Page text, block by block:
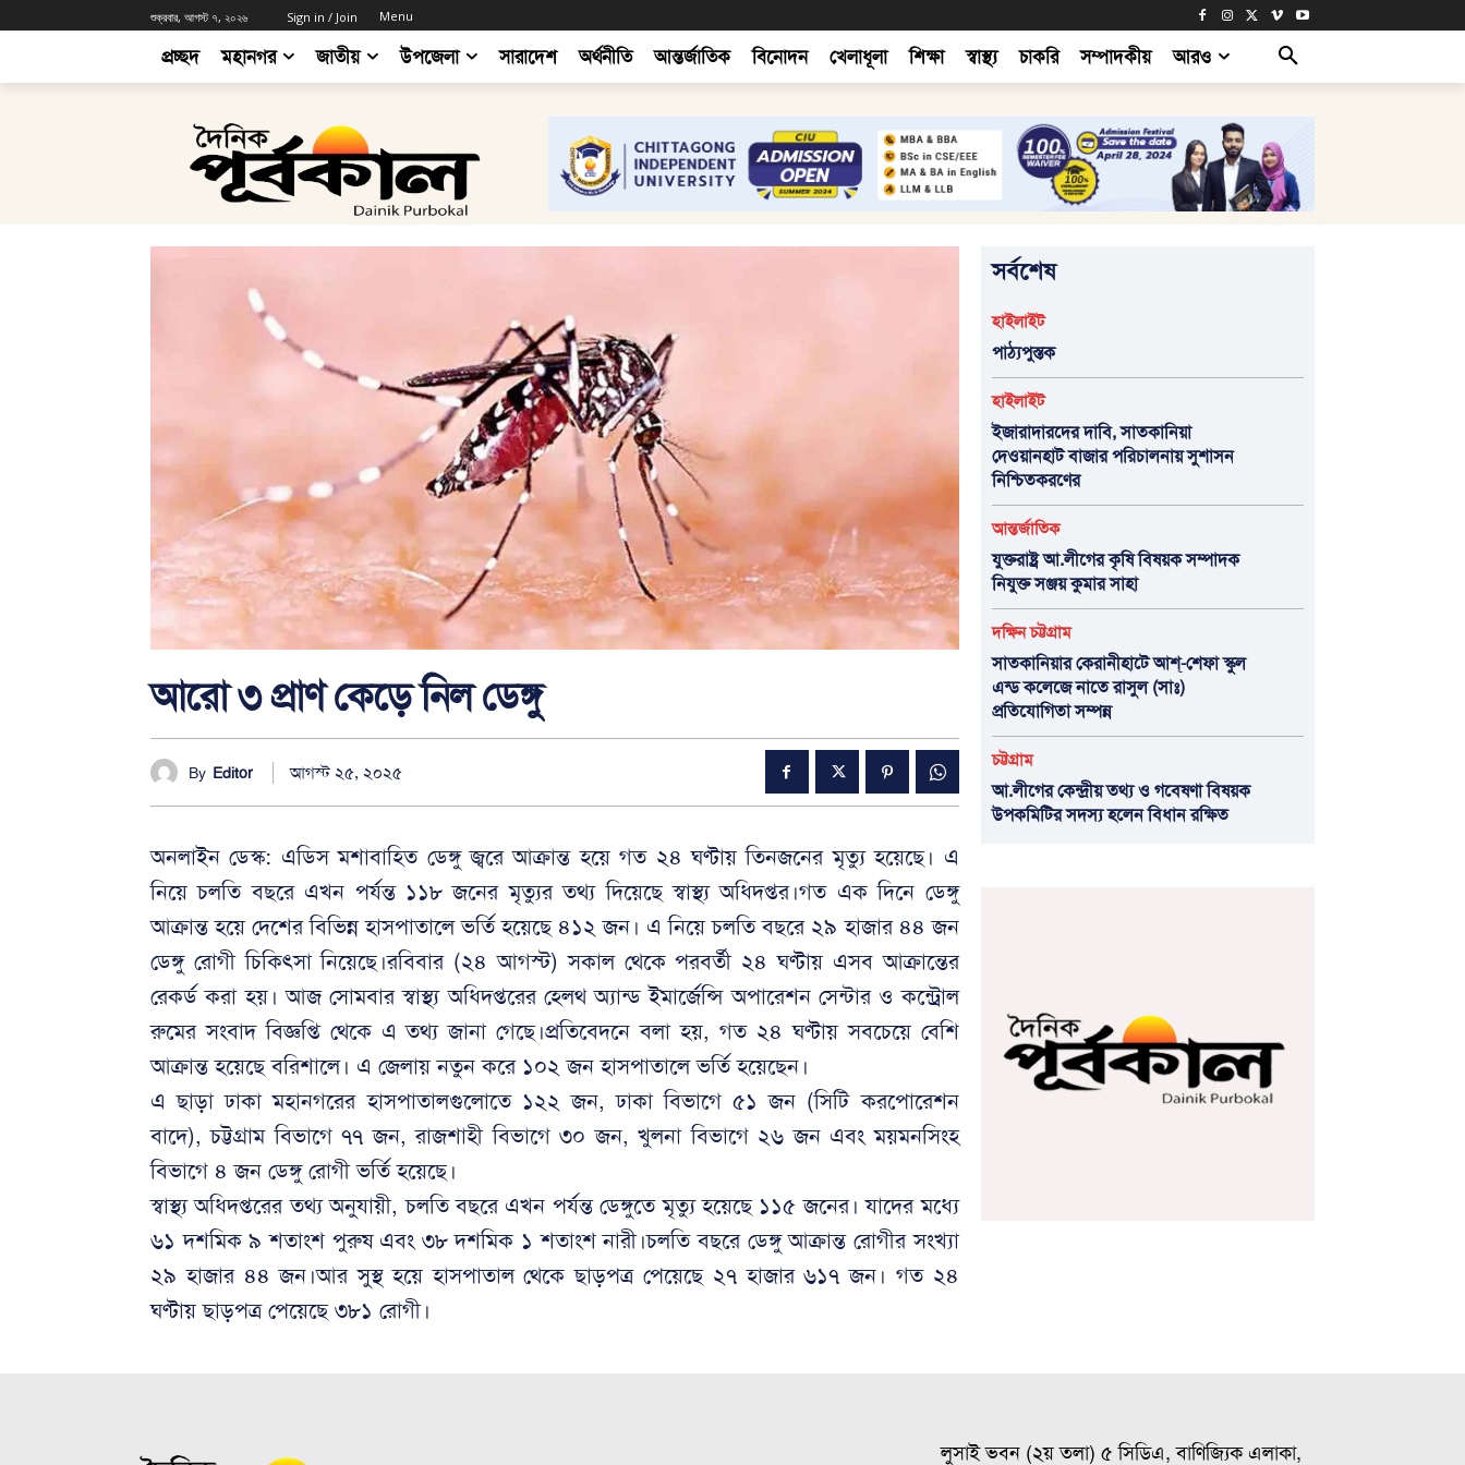
শুক্রবার, আগস্ট ৭, ২০২৬ Sign in / Join Menu
প্রচ্ছদ মহানগর জাতীয় উপজেলা সারাদেশ অর্থনীতি আন্তর্জাতিক বিনোদন খেলাধূলা শিক্ষা স্বাস্থ্য চাকরি সম্পাদকীয় আরও
আরো ৩ প্রাণ কেড়ে নিল ডেঙ্গু
By Editor আগস্ট ২৫, ২০২৫
অনলাইন ডেস্ক: এডিস মশাবাহিত ডেঙ্গু জ্বরে আক্রান্ত হয়ে গত ২৪ ঘণ্টায় তিনজনের মৃত্যু হয়েছে। এ
নিয়ে চলতি বছরে এখন পর্যন্ত ১১৮ জনের মৃত্যুর তথ্য দিয়েছে স্বাস্থ্য অধিদপ্তর।গত এক দিনে ডেঙ্গু
আক্রান্ত হয়ে দেশের বিভিন্ন হাসপাতালে ভর্তি হয়েছে ৪১২ জন। এ নিয়ে চলতি বছরে ২৯ হাজার ৪৪ জন
ডেঙ্গু রোগী চিকিৎসা নিয়েছে।রবিবার (২৪ আগস্ট) সকাল থেকে পরবর্তী ২৪ ঘণ্টায় এসব আক্রান্তের
রেকর্ড করা হয়। আজ সোমবার স্বাস্থ্য অধিদপ্তরের হেলথ অ্যান্ড ইমার্জেন্সি অপারেশন সেন্টার ও কন্ট্রোল
রুমের সংবাদ বিজ্ঞপ্তি থেকে এ তথ্য জানা গেছে।প্রতিবেদনে বলা হয়, গত ২৪ ঘণ্টায় সবচেয়ে বেশি
আক্রান্ত হয়েছে বরিশালে। এ জেলায় নতুন করে ১০২ জন হাসপাতালে ভর্তি হয়েছেন।
এ ছাড়া ঢাকা মহানগরের হাসপাতালগুলোতে ১২২ জন, ঢাকা বিভাগে ৫১ জন (সিটি করপোরেশন
বাদে), চট্টগ্রাম বিভাগে ৭৭ জন, রাজশাহী বিভাগে ৩০ জন, খুলনা বিভাগে ২৬ জন এবং ময়মনসিংহ
বিভাগে ৪ জন ডেঙ্গু রোগী ভর্তি হয়েছে।
স্বাস্থ্য অধিদপ্তরের তথ্য অনুযায়ী, চলতি বছরে এখন পর্যন্ত ডেঙ্গুতে মৃত্যু হয়েছে ১১৫ জনের। যাদের মধ্যে
৬১ দশমিক ৯ শতাংশ পুরুষ এবং ৩৮ দশমিক ১ শতাংশ নারী।চলতি বছরে ডেঙ্গু আক্রান্ত রোগীর সংখ্যা
২৯ হাজার ৪৪ জন।আর সুস্থ হয়ে হাসপাতাল থেকে ছাড়পত্র পেয়েছে ২৭ হাজার ৬১৭ জন। গত ২৪
ঘণ্টায় ছাড়পত্র পেয়েছে ৩৮১ রোগী।
সর্বশেষ
হাইলাইট
পাঠ্যপুস্তক
হাইলাইট
ইজারাদারদের দাবি, সাতকানিয়া
দেওয়ানহাট বাজার পরিচালনায় সুশাসন
নিশ্চিতকরণের
আন্তর্জাতিক
যুক্তরাষ্ট্র আ.লীগের কৃষি বিষয়ক সম্পাদক
নিযুক্ত সঞ্জয় কুমার সাহা
দক্ষিন চট্টগ্রাম
সাতকানিয়ার কেরানীহাটে আশ্-শেফা স্কুল
এন্ড কলেজে নাতে রাসুল (সাঃ)
প্রতিযোগিতা সম্পন্ন
চট্টগ্রাম
আ.লীগের কেন্দ্রীয় তথ্য ও গবেষণা বিষয়ক
উপকমিটির সদস্য হলেন বিধান রক্ষিত
লুসাই ভবন (২য় তলা) ৫ সিডিএ, বাণিজ্যিক এলাকা,